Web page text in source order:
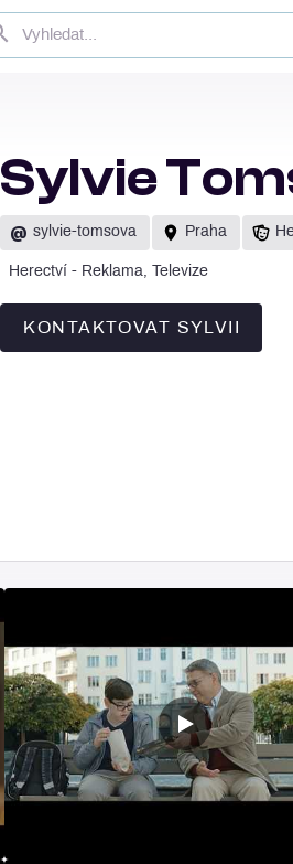
Sylvie
@ sylvie-tomsova Praha
Herectví - Reklama, Televize
KONTAKTOVAT SYLVII